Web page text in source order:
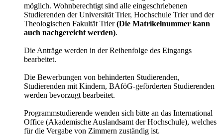
möglich. Wohnberechtigt sind alle eingeschriebenen
Studierenden der Universität Trier, Hochschule Trier und der
Theologischen Fakultät Trier(Die Matrikelnummer kann
auch nachgereicht werden).
Die Anträge werden in der Reihenfolge des Eingangs
bearbeitet.
Die Bewerbungen von behinderten Studierenden,
Studierenden mit Kindern, BAföG-geförderten Studierenden
werden bevorzugt bearbeitet.
Programmstudierende wenden sich bitte an das International
Office (Akademische Auslandsamt der Hochschule), welches
für die Vergabe von Zimmern zuständig ist.